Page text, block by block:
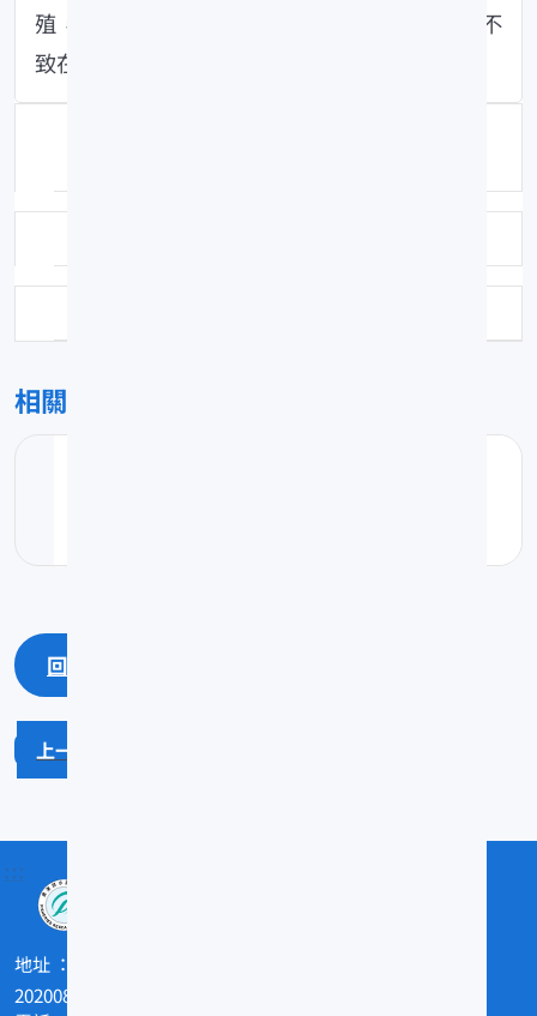
殖，希望這種有著奇妙的繁殖行為的彩虹魚種不
致在台灣滅絕。
相關檔案
回上一頁
:::
地址
202008基隆市和一路199號